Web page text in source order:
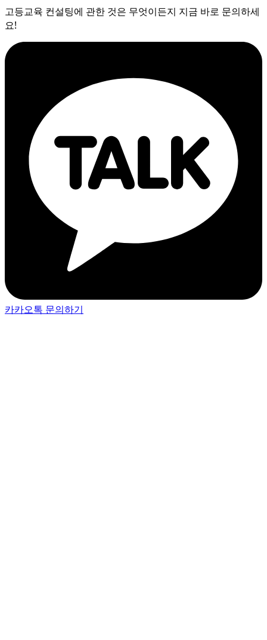
고등교육 컨설팅에 관한 것은 무엇이든지 지금 바로 문의하세
요!
카카오톡 문의하기